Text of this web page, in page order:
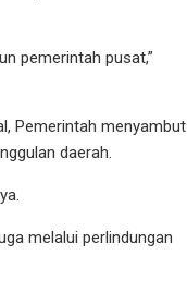
pemerintah pusat,”
Pemerintah menyambut
daerah.
melalui perlindungan